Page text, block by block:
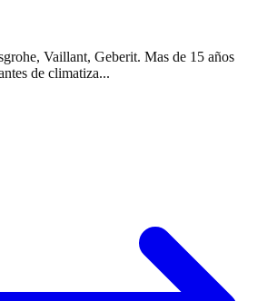
Vaillant, Geberit. Mas de 15 años
de climatiza...